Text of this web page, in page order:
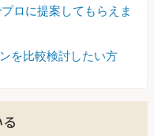
ロに提案してもらえま
を比較検討したい方